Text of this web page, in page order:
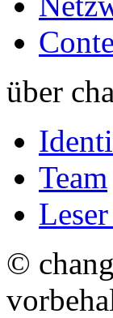
über
Team
©